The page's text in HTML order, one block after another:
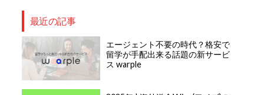
最近の記事
エージェント不要の時代？格安で
留学が手配出来る話題の新サービ
ス warple